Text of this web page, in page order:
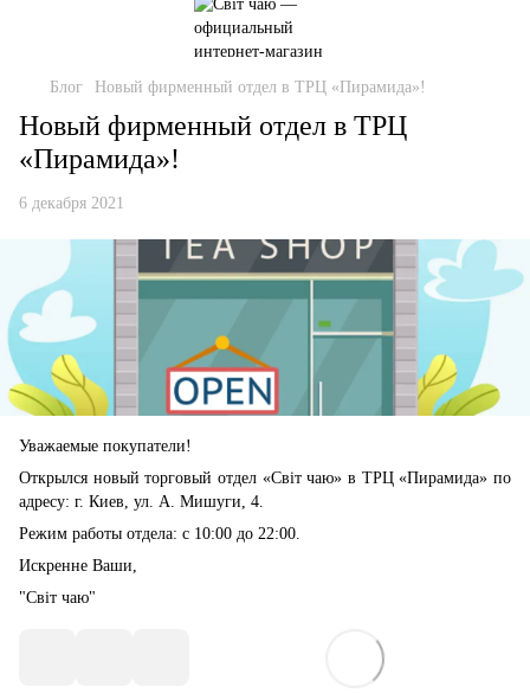
Блог Новый фирменный отдел в ТРЦ «Пирамида»!
Новый фирменный отдел в ТРЦ
«Пирамида»!
6 декабря 2021
Уважаемые покупатели!
Открылся новый торговый отдел «Світ чаю» в ТРЦ «Пирамида» по
адресу: г. Киев, ул. А. Мишуги, 4.
Режим работы отдела: с 10:00 до 22:00.
Искренне Ваши,
"Світ чаю"